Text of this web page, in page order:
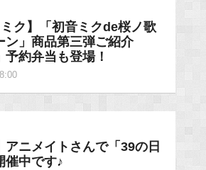
ミク】「初音ミクde桜ノ歌
ン」商品第三弾ご紹介
約弁当も登場！
アニメイトさんで「39の日
催中です♪